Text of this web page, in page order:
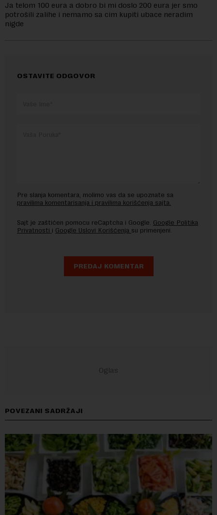
Ja telom 100 eura a dobro bi mi doslo 200 eura jer smo
potrošili zalihe i nemamo sa cim kupiti ubace neradim
nigde
OSTAVITE ODGOVOR
Pre slanja komentara, molimo vas da se upoznate sa
pravilima komentarisanja i pravilima korišćenja sajta.
Sajt je zaštićen pomocu reCaptcha i Google. Google Politika
Privatnosti i Google Uslovi Korišćenja su primenjeni.
POVEZANI SADRŽAJI